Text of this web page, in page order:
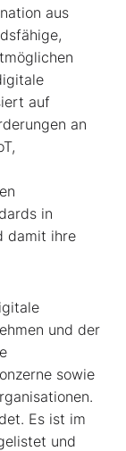
aus
auf
an
in
damit ihre
und der
sowie
Es ist im
und